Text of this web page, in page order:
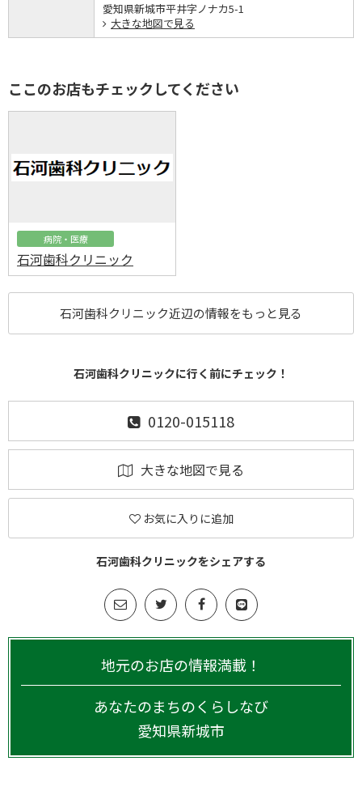
愛知県新城市平井字ノナカ5-1
大きな地図で見る
ここのお店もチェックしてください
病院・医療
石河歯科クリニック
石河歯科クリニック近辺の情報をもっと見る
石河歯科クリニックに行く前にチェック！
0120-015118
大きな地図で見る
お気に入りに追加
石河歯科クリニックをシェアする
地元のお店の情報満載！
あなたのまちのくらしなび
愛知県新城市